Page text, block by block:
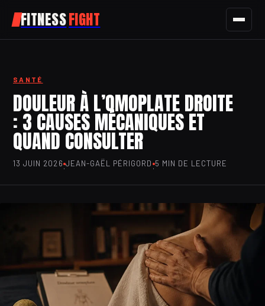
FITNESSFIGHT
SPORT
NUTRITION
SANTÉ
SANTÉ
DOULEUR À L’OMOPLATE DROITE
: 3 CAUSES MÉCANIQUES ET
QUAND CONSULTER
13 JUIN 2026·JEAN-GAËL PÉRIGORD·5 MIN DE LECTURE